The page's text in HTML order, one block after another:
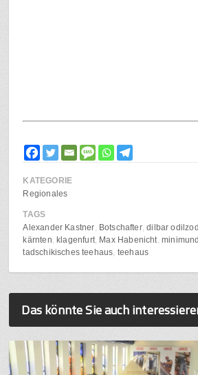
KATEGORIE
Regionales
TAGS
Alexander Kastner
Botschafter dilbar
kärnten
klagenfurt Max Habenicht
tadschikisches teehaus teehaus
Das könnte Sie auch